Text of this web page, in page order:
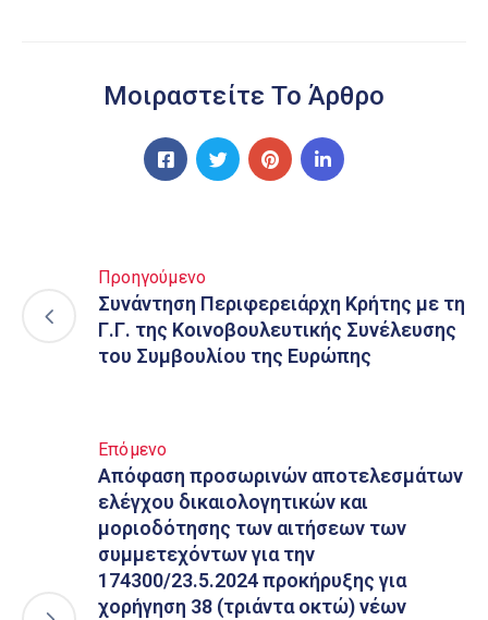
Μοιραστείτε Το Άρθρο
Προηγούμενο
Συνάντηση Περιφερειάρχη Κρήτης με τη
Γ.Γ. της Κοινοβουλευτικής Συνέλευσης
του Συμβουλίου της Ευρώπης
Επόμενο
Απόφαση προσωρινών αποτελεσμάτων
ελέγχου δικαιολογητικών και
μοριοδότησης των αιτήσεων των
συμμετεχόντων για την
174300/23.5.2024 προκήρυξης για
χορήγηση 38 (τριάντα οκτώ) νέων